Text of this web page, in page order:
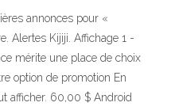
annonces pour «
Alertes Kijiji. Affichage 1 -
mérite une place de choix
option de promotion En
afficher. 60,00 $ Android